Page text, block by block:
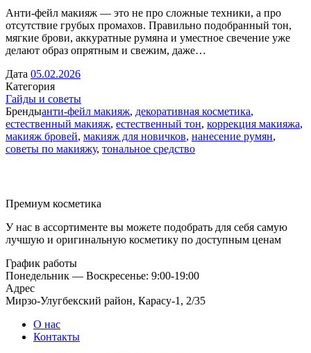
Анти-фейл макияж — это не про сложные техники, а про
отсутствие грубых промахов. Правильно подобранный тон,
мягкие брови, аккуратные румяна и уместное свечение уже
делают образ опрятным и свежим, даже…
Дата 05.02.2026
Категория
Гайды и советы
Брендыанти-фейл макияж, декоративная косметика,
естественный макияж, естественный тон, коррекция макияжа,
макияж бровей, макияж для новичков, нанесение румян,
советы по макияжу, тональное средство
Премиум косметика
У нас в ассортименте вы можете подобрать для себя самую
лучшую и оригинальную косметику по доступным ценам
График работы
Понедельник — Воскресенье: 9:00-19:00
Адрес
Мирзо-Улугбекский район, Карасу-1, 2/35
О нас
Контакты